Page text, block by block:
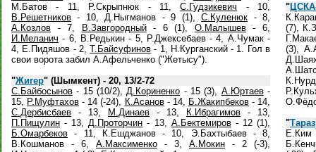
М.Батов - 11, Р.Скрыпнюк - 11,С.Гудзикевич - 10,
В.Решетников - 10, Д.Ныгманов - 9 (1),С.Куленюк - 8,
А.Козлов - 7, В.Завгородный- 6 (1), О.Малышев- 6,
И.Меланич - 6, В.Редькин - 5, Р.Джексебаев - 4, А.Чумак -
4, Е.Пидяшов - 2,Т.Байсуфинов - 1, Н.Курганский - 1. Гол в
свои ворота забил А.Афельченко ("Жетысу").
"Жигер" (Шымкент) - 20, 13/2-72
С.Байбосынов - 15 (10/2),Д.Кориненко - 15 (3), А.Юртаев-
15, Р.Муфтахов - 14 (-24), К.Асанов- 14, Б.Жакипбеков- 14,
С.Дербисбаев - 13, М.Динаев - 13, К.Ибрагимов - 13,
П.Пищулин - 13,Д.Проторчин - 13, А.Бектемиров- 12 (1),
Б.Омарбеков - 11, К.Ешджанов - 10, Э.Бахтыбаев - 8,
В.Кошманов - 6, А.Максименко - 3, А.Мокин - 2 (-3),
"
(7),
(3),
"Тараз